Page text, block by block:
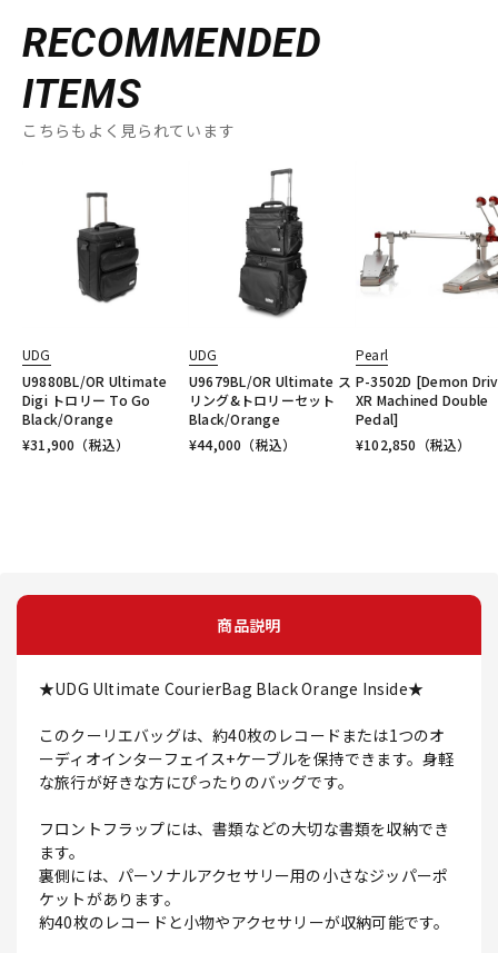
RECOMMENDED
ITEMS
こちらもよく見られています
UDG
U9880BL/OR Ultimate
Digi トロリー To Go
Black/Orange
¥31,900 （税込）
UDG
U9679BL/OR Ultimate ス
リング&トロリーセット
Black/Orange
¥44,000 （税込）
Pearl
P-3502D [Demon
XR Machined Double
Pedal]
¥102,850 （税込）
商品説明
★UDG Ultimate CourierBag Black Orange Inside★
このクーリエバッグは、約40枚のレコードまたは1つのオ
ーディオインターフェイス+ケーブルを保持できます。身軽
な旅行が好きな方にぴったりのバッグです。
フロントフラップには、書類などの大切な書類を収納でき
ます。
裏側には、パーソナルアクセサリー用の小さなジッパーポ
ケットがあります。
約40枚のレコードと小物やアクセサリーが収納可能です。